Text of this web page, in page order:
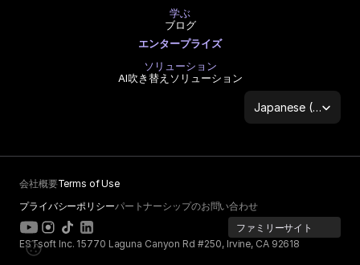
学ぶ
ブログ
エンタープライズ
ソリューション
AI吹き替えソリューション
Select Language
Japanese (Japan)
会社概要Terms of Use
プライバシーポリシーパートナーシップのお問い合わせ
ファミリーサイト
ESTsoft Inc. 15770 Laguna Canyon Rd #250, Irvine, CA 92618